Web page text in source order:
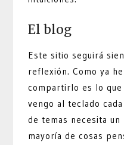
El blog
Este sitio seguirá
reflexión. Como ya
compartirlo es lo que
vengo al teclado
de temas necesita
mayoría de cosas